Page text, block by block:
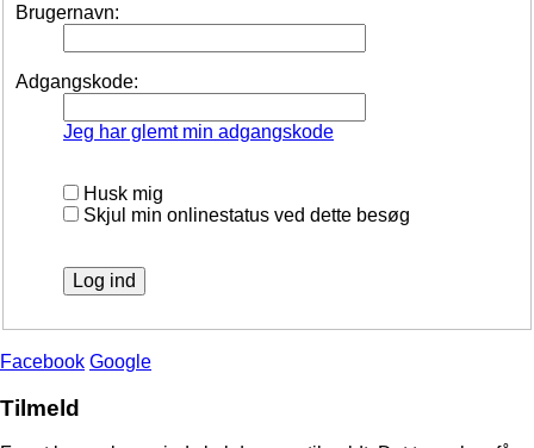
Brugernavn:
Adgangskode:
Jeg har glemt min adgangskode
Husk mig
Skjul min onlinestatus ved dette besøg
Facebook Google
Tilmeld